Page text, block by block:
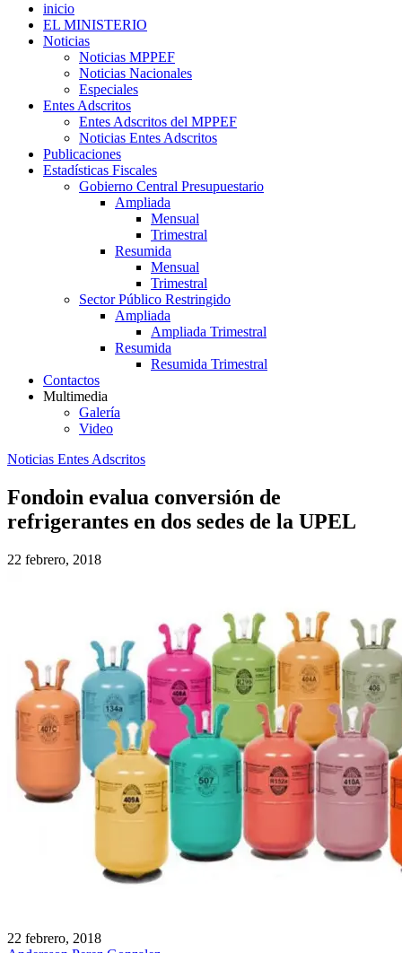
inicio
EL MINISTERIO
Noticias
Noticias MPPEF
Noticias Nacionales
Especiales
Entes Adscritos
Entes Adscritos del MPPEF
Noticias Entes Adscritos
Publicaciones
Estadísticas Fiscales
Gobierno Central Presupuestario
Ampliada
Mensual
Trimestral
Resumida
Mensual
Trimestral
Sector Público Restringido
Ampliada
Ampliada Trimestral
Resumida
Resumida Trimestral
Contactos
Multimedia
Galería
Video
Noticias Entes Adscritos
Fondoin evalua conversión de
refrigerantes en dos sedes de la UPEL
22 febrero, 2018
22 febrero, 2018